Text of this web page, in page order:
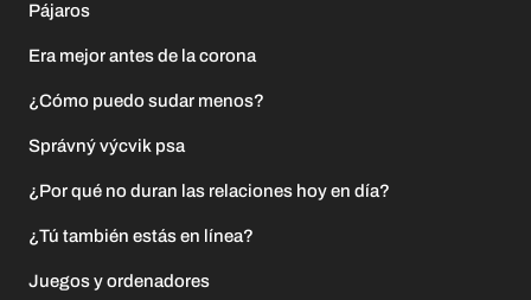
Pájaros
Era mejor antes de la corona
¿Cómo puedo sudar menos?
Správný výcvik psa
¿Por qué no duran las relaciones hoy en día?
¿Tú también estás en línea?
Juegos y ordenadores